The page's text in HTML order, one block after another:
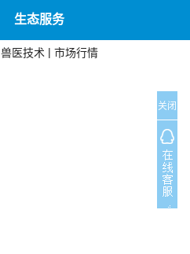
生态服务
兽医技术 | 市场行情
关闭